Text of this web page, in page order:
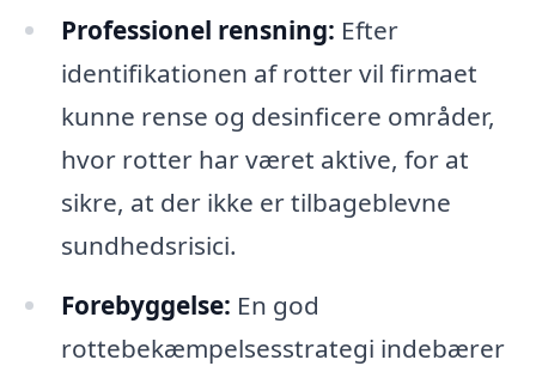
Professionel rensning: Efter
identifikationen af rotter vil firmaet
kunne rense og desinficere områder,
hvor rotter har været aktive, for at
sikre, at der ikke er tilbageblevne
sundhedsrisici.
Forebyggelse: En god
rottebekæmpelsesstrategi indebærer